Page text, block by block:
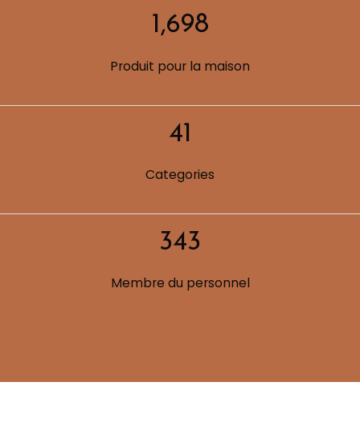
1,750
Produit pour la maison
41
Categories
347
Membre du personnel